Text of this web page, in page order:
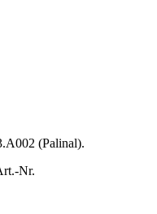
(Palinal).
Nr.